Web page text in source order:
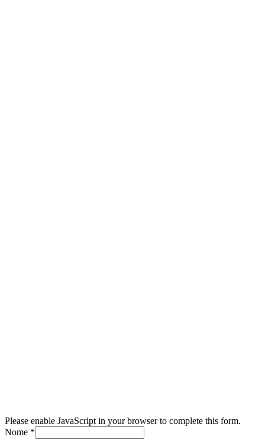
Please enable JavaScript in your browser to complete this form.
Nome *